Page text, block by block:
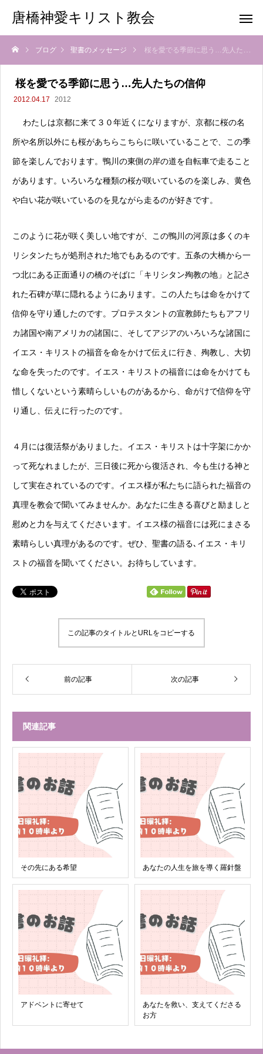
唐橋神愛キリスト教会
ブログ 聖書のメッセージ 桜を愛でる季節に思う…先人たちの信仰
桜を愛でる季節に思う…先人たちの信仰
2012.04.17 2012
わたしは京都に来て３０年近くになりますが、京都に桜の名
所や名所以外にも桜があちらこちらに咲いていることで、この季
節を楽しんでおります。鴨川の東側の岸の道を自転車で走ること
があります。いろいろな種類の桜が咲いているのを楽しみ、黄色
や白い花が咲いているのを見ながら走るのが好きです。
このように花が咲く美しい地ですが、この鴨川の河原は多くのキ
リシタンたちが処刑された地でもあるのです。五条の大橋から一
つ北にある正面通りの橋のそばに「キリシタン殉教の地」と記さ
れた石碑が草に隠れるようにあります。この人たちは命をかけて
信仰を守り通したのです。プロテスタントの宣教師たちもアフリ
カ諸国や南アメリカの諸国に、そしてアジアのいろいろな諸国に
イエス・キリストの福音を命をかけて伝えに行き、殉教し、大切
な命を失ったのです。イエス・キリストの福音には命をかけても
惜しくないという素晴らしいものがあるから、命がけで信仰を守
り通し、伝えに行ったのです。
４月には復活祭がありました。イエス・キリストは十字架にかか
って死なれましたが、三日後に死から復活され、今も生ける神と
して実在されているのです。イエス様が私たちに語られた福音の
真理を教会で聞いてみませんか。あなたに生きる喜びと励ましと
慰めと力を与えてくださいます。イエス様の福音には死にまさる
素晴らしい真理があるのです。ぜひ、聖書の語る､イエス・キリ
ストの福音を聞いてください。お待ちしています。
この記事のタイトルとURLをコピーする
前の記事 次の記事
関連記事
その先にある希望 あなたの人生を旅を導く羅針盤
アドベントに寄せて
あなたを救い、支えてくださる
お方